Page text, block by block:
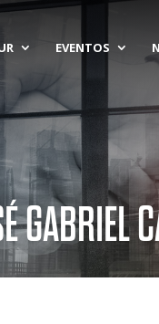
EVENTOS
GABRIEL